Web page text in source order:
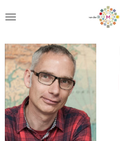
direct
de
hoofdinhoud